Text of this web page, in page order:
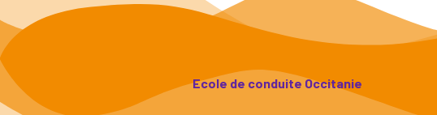
Cliquez ici pour découvrir notre formation
Ecole de conduite Occitanie